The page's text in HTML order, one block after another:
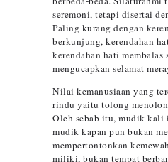
seremoni, tetapi disertai
Paling kurang dengan
berkunjung, kerendahan
kerendahan hati membalas
mengucapkan selamat
Nilai kemanusiaan yang
rindu yaitu tolong
Oleh sebab itu, mudik kali
mudik kapan pun bukan
mempertontonkan
miliki, bukan tempat